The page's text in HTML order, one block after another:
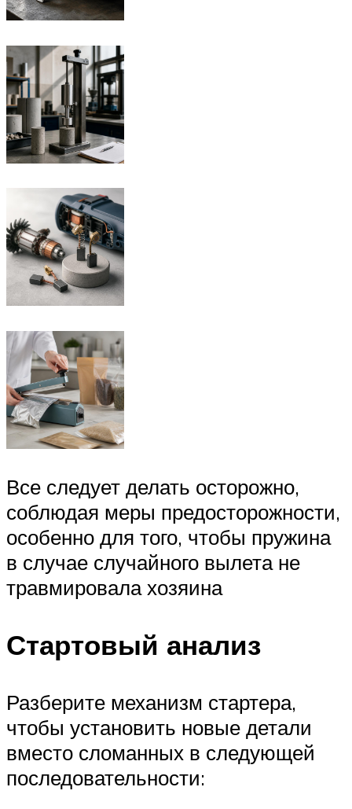
Все следует делать осторожно,
соблюдая меры предосторожности,
особенно для того, чтобы пружина
в случае случайного вылета не
травмировала хозяина
Стартовый анализ
Разберите механизм стартера,
чтобы установить новые детали
вместо сломанных в следующей
последовательности: